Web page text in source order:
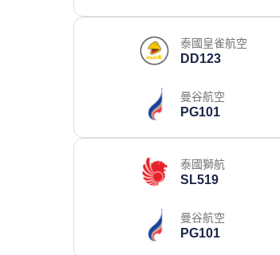
泰國皇雀航空
DD123
曼谷航空
PG101
泰國獅航
SL519
曼谷航空
PG101